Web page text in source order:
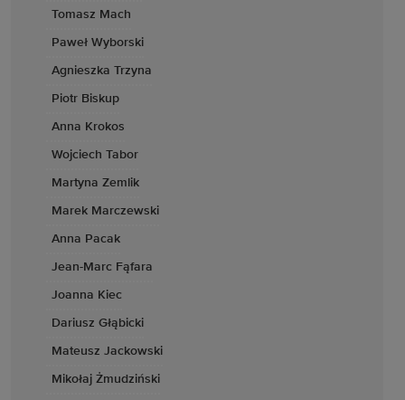
Tomasz Mach
Paweł Wyborski
Agnieszka Trzyna
Piotr Biskup
Anna Krokos
Wojciech Tabor
Martyna Zemlik
Marek Marczewski
Anna Pacak
Jean-Marc Fąfara
Joanna Kiec
Dariusz Głąbicki
Mateusz Jackowski
Mikołaj Żmudziński